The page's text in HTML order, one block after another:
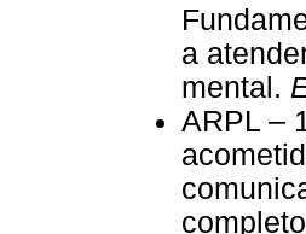
a
mental.
ARPL –